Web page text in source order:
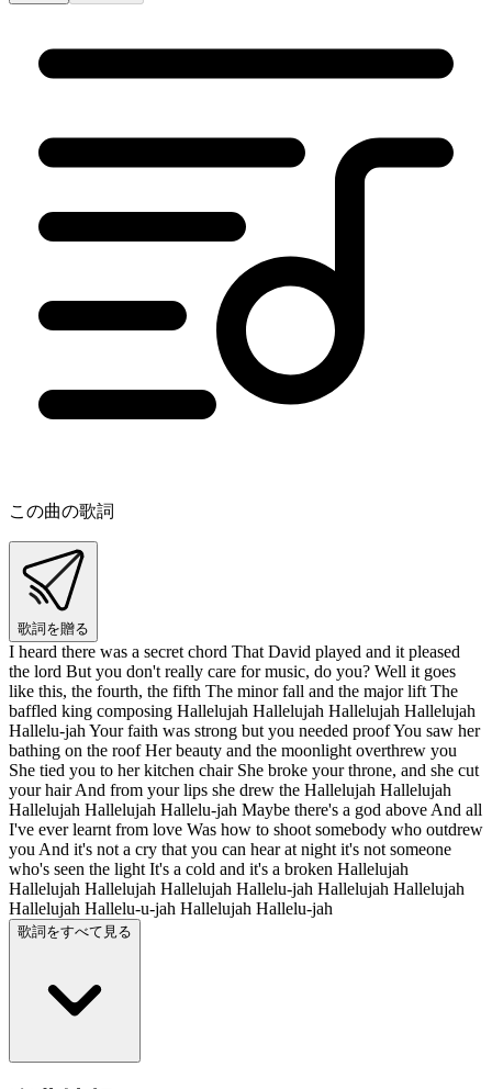
この曲の歌詞
歌詞を贈る
I heard there was a secret chord That David played and it pleased
the lord But you don't really care for music, do you? Well it goes
like this, the fourth, the fifth The minor fall and the major lift The
baffled king composing Hallelujah Hallelujah Hallelujah Hallelujah
Hallelu-jah Your faith was strong but you needed proof You saw her
bathing on the roof Her beauty and the moonlight overthrew you
She tied you to her kitchen chair She broke your throne, and she cut
your hair And from your lips she drew the Hallelujah Hallelujah
Hallelujah Hallelujah Hallelu-jah Maybe there's a god above And all
I've ever learnt from love Was how to shoot somebody who outdrew
you And it's not a cry that you can hear at night it's not someone
who's seen the light It's a cold and it's a broken Hallelujah
Hallelujah Hallelujah Hallelujah Hallelu-jah Hallelujah Hallelujah
Hallelujah Hallelu-u-jah Hallelujah Hallelu-jah
歌詞をすべて見る